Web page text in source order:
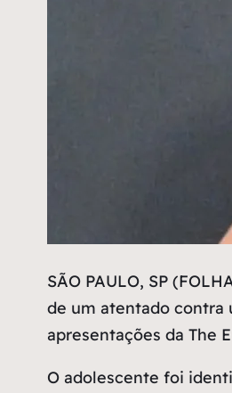
SÃO PAULO, SP
de um atentado contra
apresentações da The
O adolescente foi